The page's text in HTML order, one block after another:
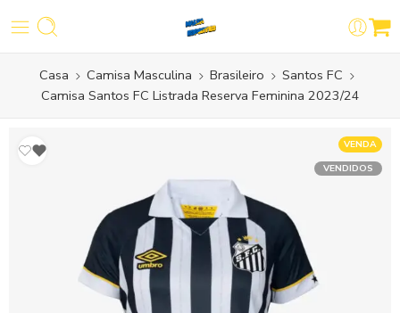
Casa Camisa Masculina Brasileiro
Santos FC
Camisa Santos FC Listrada Reserva Feminina 2023/24
VENDA
VENDIDOS